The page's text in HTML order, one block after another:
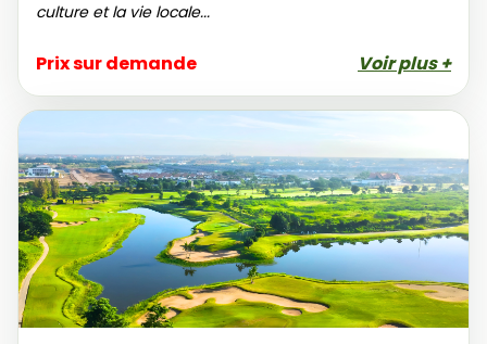
culture et la vie locale...
Prix sur demande Voir plus +